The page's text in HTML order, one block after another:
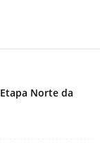
Norte da